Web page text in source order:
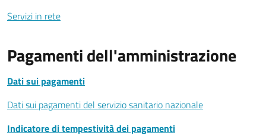
Servizi in rete
Pagamenti dell'amministrazione
Dati sui pagamenti
Dati sui pagamenti del servizio sanitario nazionale
Indicatore di tempestività dei pagamenti